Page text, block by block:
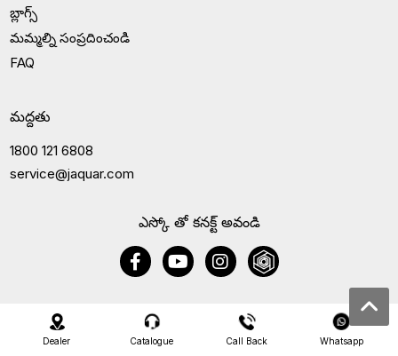
ఎస్కో తో కనక్ట్ అవండి
బ్లాగ్స్
మమ్మల్ని సంప్రదించండి
FAQ
మద్దతు
1800 121 6808
service@jaquar.com
Dealer Catalogue Call Back Whatsapp